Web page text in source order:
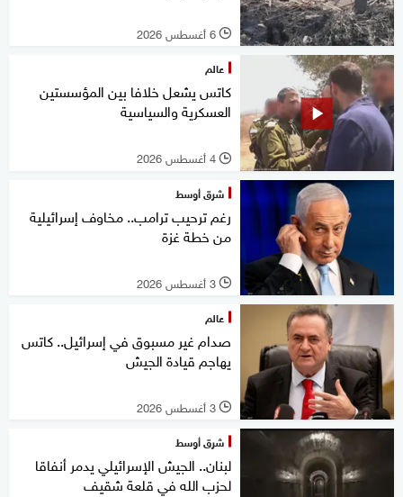
l 6 أغسطس 2026
عالم
كاتس يشعل خلافا بين المؤسستين
العسكرية والسياسية
l 4 أغسطس 2026
شرق أوسط
رغم ترحيب ترامب.. مخاوف إسرائيلية
من خطة غزة
l 3 أغسطس 2026
عالم
صدام غير مسبوق في إسرائيل.. كاتس
يهاجم قيادة الجيش
l 3 أغسطس 2026
شرق أوسط
لبنان.. الجيش الإسرائيلي يدمر أنفاقا
لحزب الله في قلعة شقيف